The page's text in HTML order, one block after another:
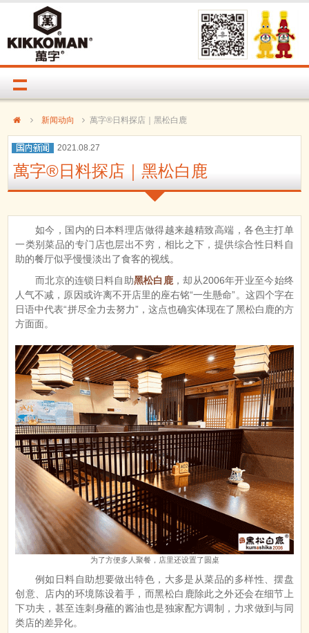
新闻动向 萬字®日料探店｜黑松白鹿
2021.08.27
萬字®日料探店｜黑松白鹿
如今，国内的日本料理店做得越来越精致高端，各色主打单
一类别菜品的专门店也层出不穷，相比之下，提供综合性日料自
助的餐厅似乎慢慢淡出了食客的视线。
而北京的连锁日料自助黑松白鹿，却从2006年开业至今始终
人气不减，原因或许离不开店里的座右铭“一生懸命”。这四个字在
日语中代表“拼尽全力去努力”，这点也确实体现在了黑松白鹿的方
方面面。
为了方便多人聚餐，店里还设置了圆桌
例如日料自助想要做出特色，大多是从菜品的多样性、摆盘
创意、店内的环境陈设着手，而黑松白鹿除此之外还会在细节上
下功夫，甚至连刺身蘸的酱油也是独家配方调制，力求做到与同
类店的差异化。